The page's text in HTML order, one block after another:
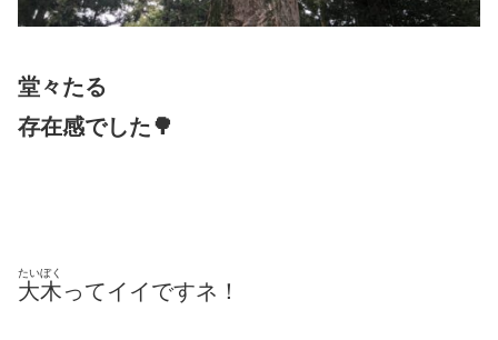
堂々たる
存在感でした🌳
大木
たいぼく
ってイイですネ！